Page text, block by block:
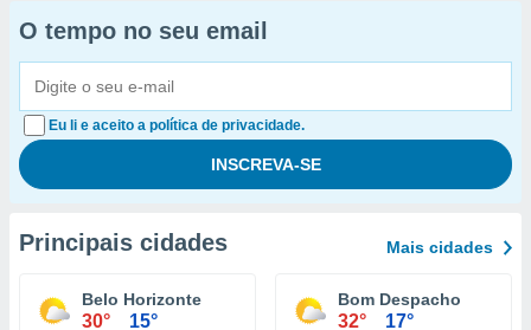
O tempo no seu email
Eu li e aceito a política de privacidade.
Principais cidades Mais cidades
Belo Horizonte
30° 15°
Bom Despacho
32° 17°